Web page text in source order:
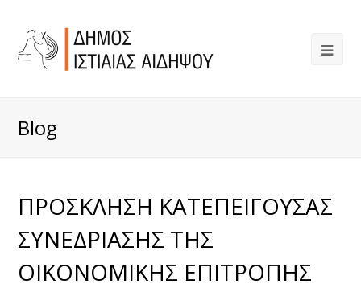
Blog
ΠΡΟΣΚΛΗΣΗ ΚΑΤΕΠΕΙΓΟΥΣΑΣ
ΣΥΝΕΔΡΙΑΣΗΣ ΤΗΣ
ΟΙΚΟΝΟΜΙΚΗΣ ΕΠΙΤΡΟΠΗΣ